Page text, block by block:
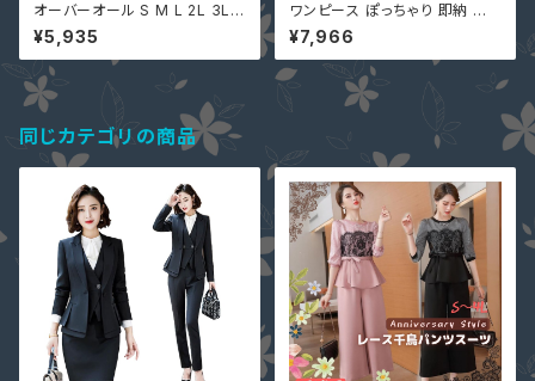
オーバーオール S M L 2L 3L 4
L 5L 8色 黒 即納 有 ぽっちゃり
大きいサイズ pl367 オールイン
ワン レディース サロペット パン
ツ ゆったり カジュアル
¥5,935
ワンピース ぽっちゃり 即納 有
3L 4L 5L 6L 7L 大きいサイズ
レディース 袖あり BXC-60616
6 長袖 or 半袖 大人 可愛い 重
ねる風 ドット柄 切替 黒
¥7,966
同じカテゴリの商品